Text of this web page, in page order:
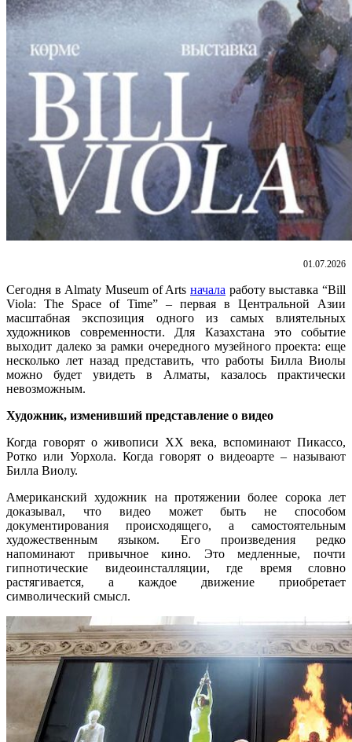
01.07.2026
Сегодня в Almaty Museum of Arts начала работу выставка “Bill
Viola: The Space of Time” – первая в Центральной Азии
масштабная экспозиция одного из самых влиятельных
художников современности. Для Казахстана это событие
выходит далеко за рамки очередного музейного проекта: еще
несколько лет назад представить, что работы Билла Виолы
можно будет увидеть в Алматы, казалось практически
невозможным.
Художник, изменивший представление о видео
Когда говорят о живописи XX века, вспоминают Пикассо,
Ротко или Уорхола. Когда говорят о видеоарте – называют
Билла Виолу.
Американский художник на протяжении более сорока лет
доказывал, что видео может быть не способом
документирования происходящего, а самостоятельным
художественным языком. Его произведения редко
напоминают привычное кино. Это медленные, почти
гипнотические видеоинсталляции, где время словно
растягивается, а каждое движение приобретает
символический смысл.